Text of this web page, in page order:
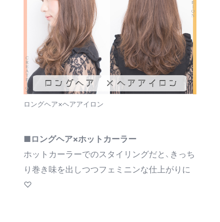
ロングヘア×ヘアアイロン
■ロングヘア×ホットカーラー
ホットカーラーでのスタイリングだと、きっち
り巻き味を出しつつフェミニンな仕上がりに
♡